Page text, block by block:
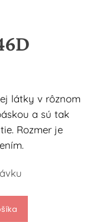
látky v rôznom
a sú tak
Rozmer je